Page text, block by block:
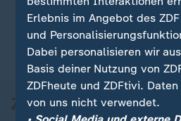
Erlebnis im Angebot des
und
Dabei personalisieren wir
Basis deiner Nutzung von
ZDFheute und ZDFtivi.
von uns nicht verwendet.